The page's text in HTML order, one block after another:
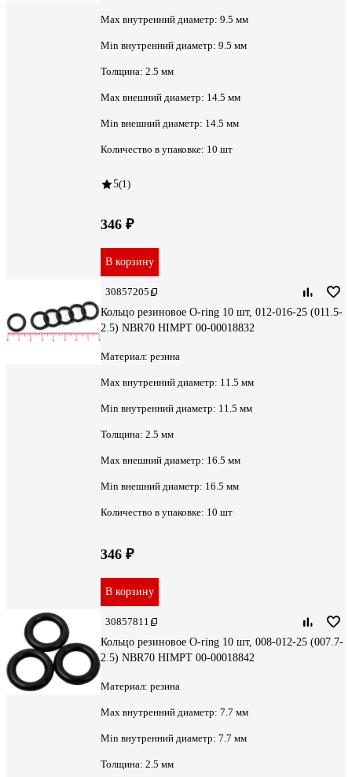
Max внутренний диаметр: 9.5 мм
Min внутренний диаметр: 9.5 мм
Толщина: 2.5 мм
Мах внешний диаметр: 14.5 мм
Min внешний диаметр: 14.5 мм
Количество в упаковке: 10 шт
5(1)
346 ₽
В корзину
30857205
Кольцо резиновое O-ring 10 шт, 012-016-25 (011.5-
2.5) NBR70 HIMPT 00-00018832
Материал: резина
Max внутренний диаметр: 11.5 мм
Min внутренний диаметр: 11.5 мм
Толщина: 2.5 мм
Мах внешний диаметр: 16.5 мм
Min внешний диаметр: 16.5 мм
Количество в упаковке: 10 шт
346 ₽
В корзину
30857811
Кольцо резиновое O-ring 10 шт, 008-012-25 (007.7-
2.5) NBR70 HIMPT 00-00018842
Материал: резина
Max внутренний диаметр: 7.7 мм
Min внутренний диаметр: 7.7 мм
Толщина: 2.5 мм